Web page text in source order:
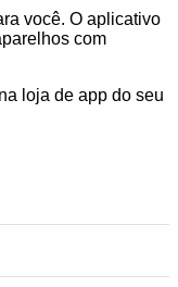
você. O aplicativo
com
loja de app do seu